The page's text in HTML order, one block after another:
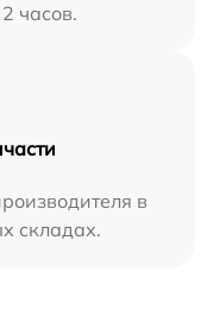
часов.
в
складах.